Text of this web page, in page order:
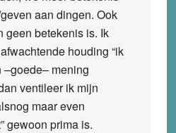
aan dingen. Ook
geen betekenis is. Ik
houding “ik
–goede– mening
ventileer ik mijn
maar even
gewoon prima is.